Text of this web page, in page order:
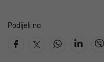
Podijeli na